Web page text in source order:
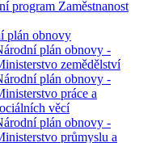
program Zaměstnanost
plán obnovy
plán obnovy -
zemědělství
plán obnovy -
práce a
věcí
plán obnovy -
průmyslu a